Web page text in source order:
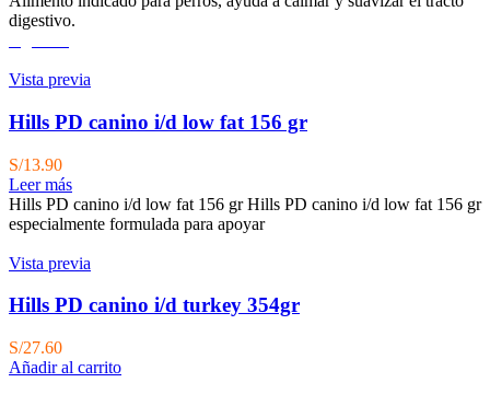
digestivo.
Vista previa
Hills PD canino i/d low fat 156 gr
S/13.90
Leer más
Hills PD canino i/d low fat 156 gr Hills PD canino i/d low fat 156 gr
especialmente formulada para apoyar
Vista previa
Hills PD canino i/d turkey 354gr
S/27.60
Añadir al carrito